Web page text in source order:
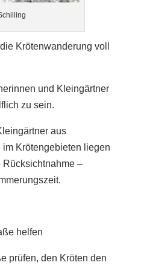
Krötenwanderung voll
und Kleingärtner
zu sein.
aus
Krötengebieten liegen
Rücksichtnahme –
helfen
prüfen, den Kröten den